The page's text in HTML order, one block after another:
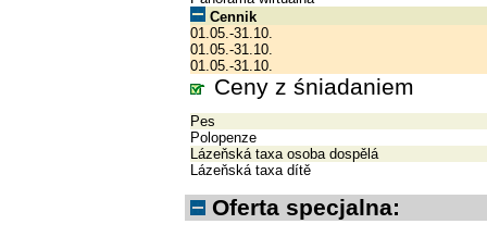
Cennik
01.05.-31.10.
01.05.-31.10.
01.05.-31.10.
Ceny z śniadaniem
Pes
Polopenze
Lázeňská taxa osoba dospělá
Lázeňská taxa dítě
Oferta specjalna: